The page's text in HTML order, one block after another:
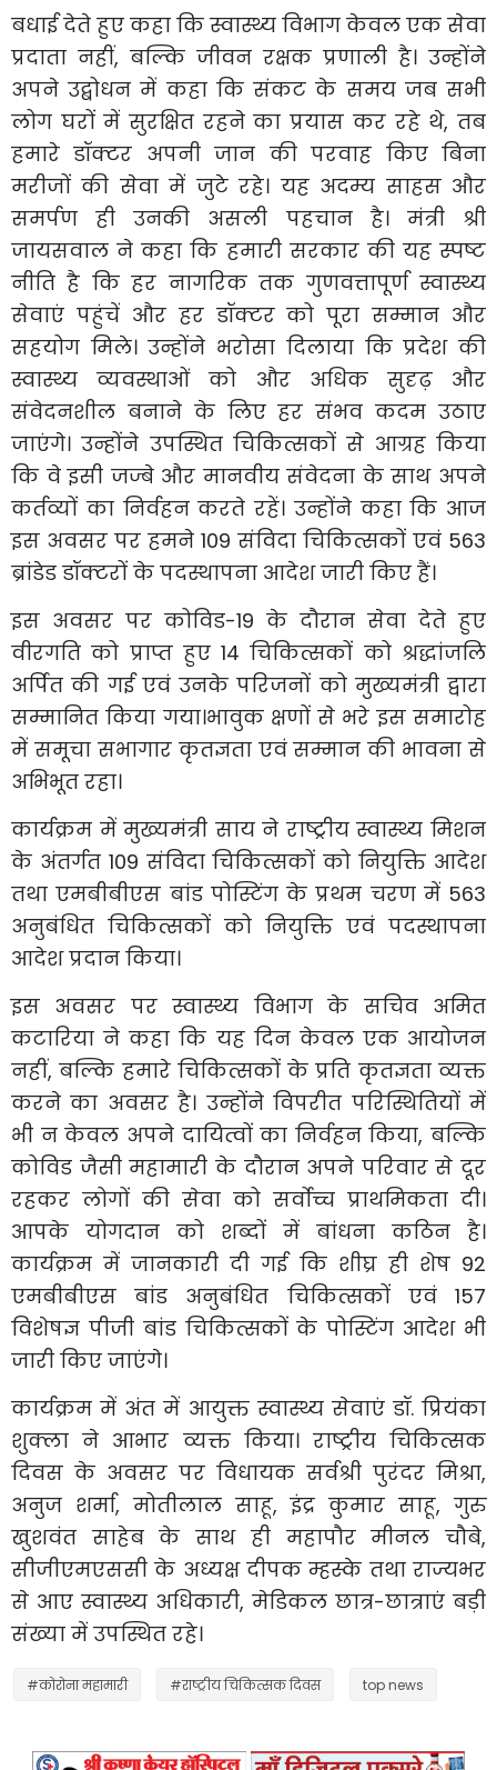
बधाई देते हुए कहा कि स्वास्थ्य विभाग केवल एक सेवा
प्रदाता नहीं, बल्कि जीवन रक्षक प्रणाली है। उन्होंने
अपने उद्बोधन में कहा कि संकट के समय जब सभी
लोग घरों में सुरक्षित रहने का प्रयास कर रहे थे, तब
हमारे डॉक्टर अपनी जान की परवाह किए बिना
मरीजों की सेवा में जुटे रहे। यह अदम्य साहस और
समर्पण ही उनकी असली पहचान है। मंत्री श्री
जायसवाल ने कहा कि हमारी सरकार की यह स्पष्ट
नीति है कि हर नागरिक तक गुणवत्तापूर्ण स्वास्थ्य
सेवाएं पहुंचें और हर डॉक्टर को पूरा सम्मान और
सहयोग मिले। उन्होंने भरोसा दिलाया कि प्रदेश की
स्वास्थ्य व्यवस्थाओं को और अधिक सुदृढ़ और
संवेदनशील बनाने के लिए हर संभव कदम उठाए
जाएंगे। उन्होंने उपस्थित चिकित्सकों से आग्रह किया
कि वे इसी जज्बे और मानवीय संवेदना के साथ अपने
कर्तव्यों का निर्वहन करते रहें। उन्होंने कहा कि आज
इस अवसर पर हमने 109 संविदा चिकित्सकों एवं 563
ब्रांडेड डॉक्टरों के पदस्थापना आदेश जारी किए हैं।
इस अवसर पर कोविड-19 के दौरान सेवा देते हुए
वीरगति को प्राप्त हुए 14 चिकित्सकों को श्रद्धांजलि
अर्पित की गई एवं उनके परिजनों को मुख्यमंत्री द्वारा
सम्मानित किया गया।भावुक क्षणों से भरे इस समारोह
में समूचा सभागार कृतज्ञता एवं सम्मान की भावना से
अभिभूत रहा।
कार्यक्रम में मुख्यमंत्री साय ने राष्ट्रीय स्वास्थ्य मिशन
के अंतर्गत 109 संविदा चिकित्सकों को नियुक्ति आदेश
तथा एमबीबीएस बांड पोस्टिंग के प्रथम चरण में 563
अनुबंधित चिकित्सकों को नियुक्ति एवं पदस्थापना
आदेश प्रदान किया।
इस अवसर पर स्वास्थ्य विभाग के सचिव अमित
कटारिया ने कहा कि यह दिन केवल एक आयोजन
नहीं, बल्कि हमारे चिकित्सकों के प्रति कृतज्ञता व्यक्त
करने का अवसर है। उन्होंने विपरीत परिस्थितियों में
भी न केवल अपने दायित्वों का निर्वहन किया, बल्कि
कोविड जैसी महामारी के दौरान अपने परिवार से दूर
रहकर लोगों की सेवा को सर्वोच्च प्राथमिकता दी।
आपके योगदान को शब्दों में बांधना कठिन है।
कार्यक्रम में जानकारी दी गई कि शीघ्र ही शेष 92
एमबीबीएस बांड अनुबंधित चिकित्सकों एवं 157
विशेषज्ञ पीजी बांड चिकित्सकों के पोस्टिंग आदेश भी
जारी किए जाएंगे।
कार्यक्रम में अंत में आयुक्त स्वास्थ्य सेवाएं डॉ. प्रियंका
शुक्ला ने आभार व्यक्त किया। राष्ट्रीय चिकित्सक
दिवस के अवसर पर विधायक सर्वश्री पुरंदर मिश्रा,
अनुज शर्मा, मोतीलाल साहू, इंद्र कुमार साहू, गुरु
खुशवंत साहेब के साथ ही महापौर मीनल चौबे,
सीजीएमएससी के अध्यक्ष दीपक म्हस्के तथा राज्यभर
से आए स्वास्थ्य अधिकारी, मेडिकल छात्र-छात्राएं बड़ी
संख्या में उपस्थित रहे।
#कोरोना महामारी #राष्ट्रीय चिकित्सक दिवस top news